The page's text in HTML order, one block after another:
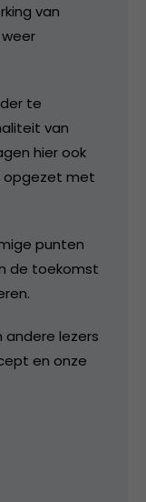
van
te
van
hier ook
opgezet met
punten
de toekomst
andere lezers
en onze